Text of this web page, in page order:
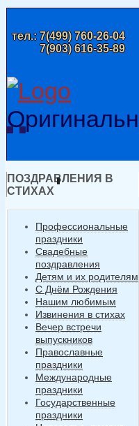
тел.:7(499) 760-26-04
7(903) 616-35-89
ПОЗДРАВЛЕНИЯ В
СТИХАХ
Профессиональные
праздники
Свадебные
поздравления
Детям и их родителям
С Днём Рождения
Нашим любимым
Извинения в стихах
Вечер встречи
выпускников
Православные
праздники
Международные
праздники
Государственные
праздники